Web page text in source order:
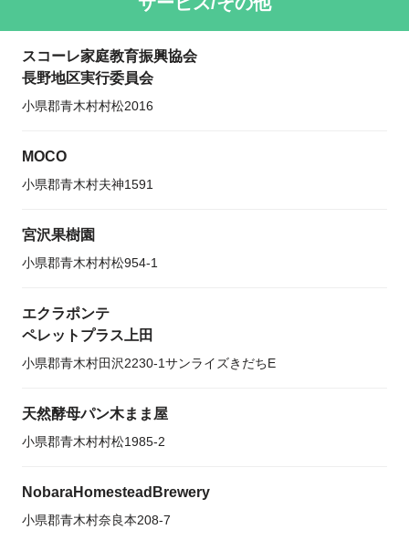
スコーレ家庭教育振興協会
長野地区実行委員会
小県郡青木村村松2016
MOCO
小県郡青木村夫神1591
宮沢果樹園
小県郡青木村村松954-1
エクラポンテ
ペレットプラス上田
小県郡青木村田沢2230-1サンライズきだちE
天然酵母パン木まま屋
小県郡青木村村松1985-2
NobaraHomesteadBrewery
小県郡青木村奈良本208-7